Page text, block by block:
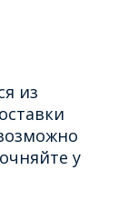
из
у